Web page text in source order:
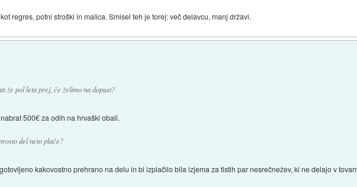
regres, potni stroški in malica. Smisel teh je torej: več delavcu, manj državi.
že pol leta prej, če želimo na dopust?
500€ za odih na hrvaški obali.
del neto plače?
kakovostno prehrano na delu in bi izplačilo bila izjema za tistih par nesrečnežev, ki ne delajo v